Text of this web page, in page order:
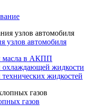
узлов автомобиля
масла в АКПП
охлаждающей жидкости
жидкостей
газов